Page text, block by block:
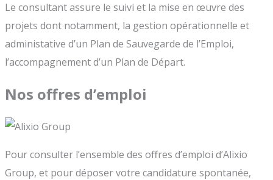
Le consultant assure le suivi et la mise en œuvre des
projets dont notamment, la gestion opérationnelle et
administative d’un Plan de Sauvegarde de l’Emploi,
l’accompagnement d’un Plan de Départ.
Nos offres d’emploi
Pour consulter l’ensemble des offres d’emploi d’Alixio
Group, et pour déposer votre candidature spontanée,